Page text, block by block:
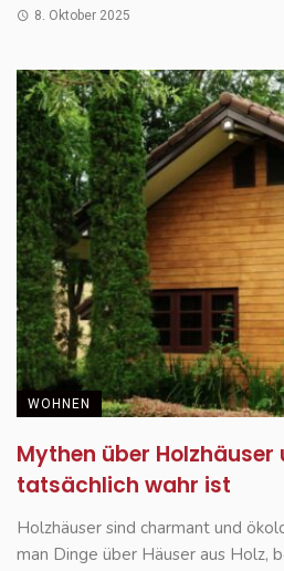
8. Oktober 2025
WOHNEN
Mythen über Holzhäuser
tatsächlich wahr ist
Holzhäuser sind charmant und
man Dinge über Häuser aus Holz,